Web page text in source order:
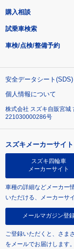
購入相談
試乗車検索
車検/点検/整備予約
安全データシート(SDS)
個人情報について
株式会社 スズキ自販宮城
221030000286号
スズキメーカーサイト
スズキ四輪車
メーカーサイト
車種の詳細などメーカー
いただける、メーカーサ
メールマガジン登
ご登録いただくと、さま
をメールでお届けします。